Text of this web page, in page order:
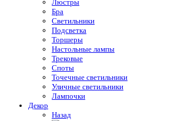
Люстры
Бра
Светильники
Подсветка
Торшеры
Настольные лампы
Трековые
Споты
Точечные светильники
Уличные светильники
Лампочки
Декор
Назад